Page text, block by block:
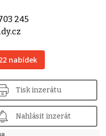
245
nabídek
Tisk inzerátu
Nahlásit inzerát